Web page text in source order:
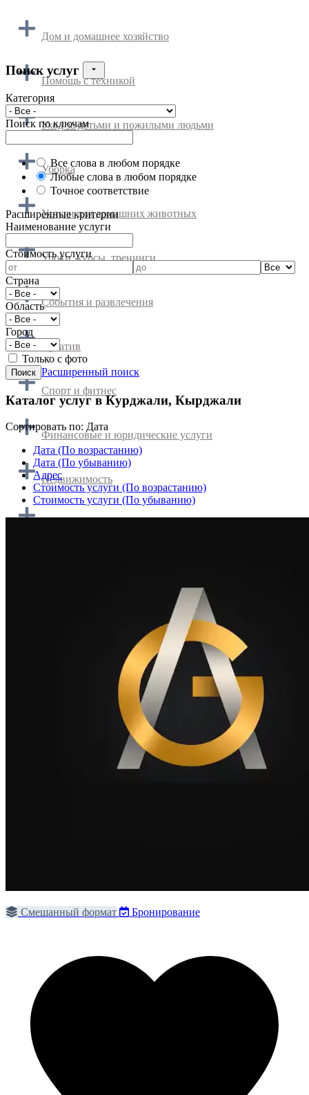
Дом и домашнее хозяйство
Помощь с техникой
Уход за детьми и пожилыми людьми
Уборка
Услуги для домашних животных
Уроки, курсы, тренинги
События и развлечения
Креатив
Спорт и фитнес
Финансовые и юридические услуги
Недвижимость
Персонал и работа
Поиск услуг
Категория
Поиск по ключам
Все слова в любом порядке
Любые слова в любом порядке
Точное соответствие
Расширенные критерии
Наименование услуги
Cтоимость услуги
Страна
Область
Город
Только с фото
Расширенный поиск
Каталог услуг в Курджали, Кырджали
Сортировать по: Дата
Дата (По возрастанию)
Дата (По убыванию)
Адрес
Cтоимость услуги (По возрастанию)
Cтоимость услуги (По убыванию)
Смешанный формат Бронирование